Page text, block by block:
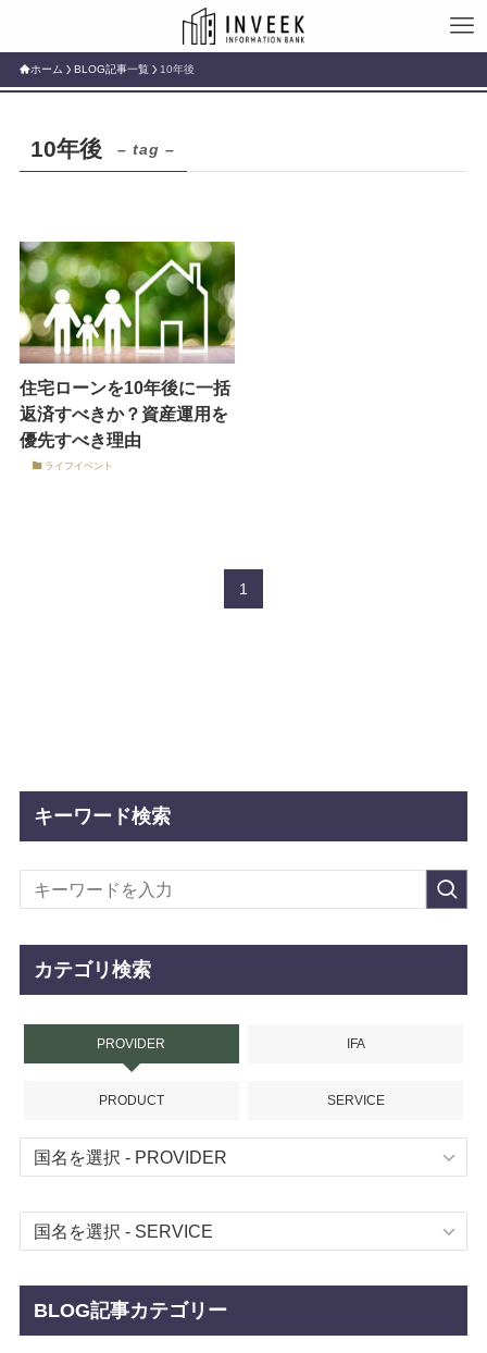
ホーム BLOG記事一覧 10年後
10年後 – tag –
住宅ローンを10年後に一括
返済すべきか？資産運用を
優先すべき理由
ライフイベント
1
キーワード検索
カテゴリ検索
PROVIDER IFA
PRODUCT SERVICE
BLOG記事カテゴリー